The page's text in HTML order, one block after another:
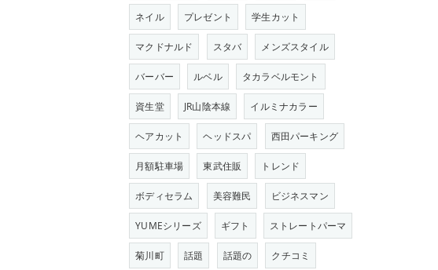
ネイル プレゼント 学生カット
マクドナルド スタバ メンズスタイル
バーバー ルベル タカラベルモント
資生堂 JR山陰本線 イルミナカラー
ヘアカット ヘッドスパ 西田パーキング
月額駐車場 東武住販 トレンド
ボディセラム 美容難民 ビジネスマン
YUMEシリーズ ギフト ストレートパーマ
菊川町 話題 話題の クチコミ